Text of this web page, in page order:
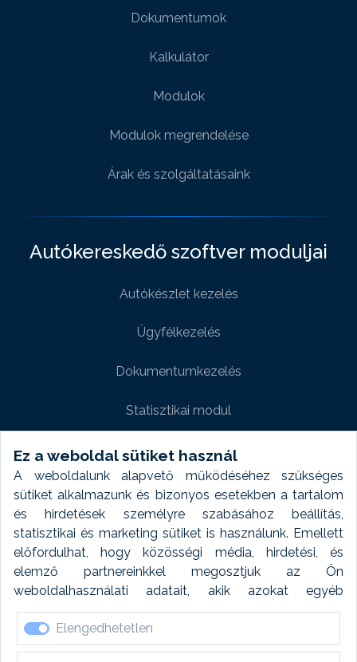
Ez a weboldal sütiket használ
A weboldalunk alapvető működéséhez szükséges
sütiket alkalmazunk és bizonyos esetekben a tartalom
és hirdetések személyre szabásához beállítás,
statisztikai és marketing sütiket is használunk. Emellett
előfordulhat, hogy közösségi média, hirdetési, és
elemző partnereinkkel megosztjuk az Ön
weboldalhasználati adatait, akik azokat egyéb
forrásokból gyűjtött adatokkal kombinálhatják. A sütik
elfogadásával kapcsolatosan naplózást végzünk és
ezen adatokat 6 hónap után automatikusan töröljük. A
Elengedhetetlen
Dokumentumok
Kalkulátor
Modulok
Modulok megrendelése
Árak és szolgáltatásaink
Autókereskedő szoftver moduljai
Autókészlet kezelés
Ügyfélkezelés
Dokumentumkezelés
Statisztikai modul
Weboldal modul
Fényképtár extra modul
Autómosó modul
Feladatütemezés